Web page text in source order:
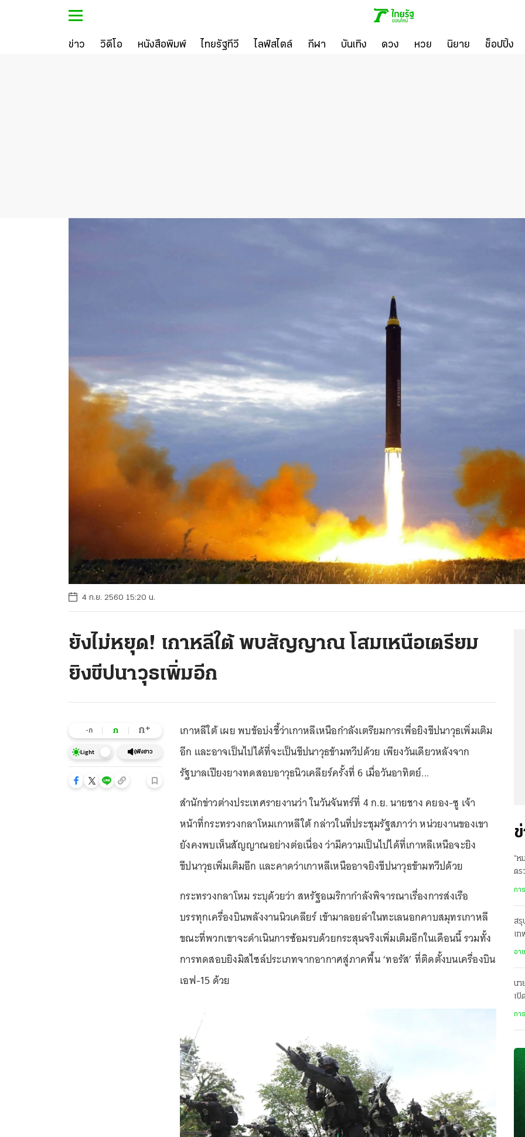
ข่าว วิดีโอ หนังสือพิมพ์ ไทยรัฐทีวี ไลฟ์สไตล์ กีฬา บันเทิง ดวง หวย นิยาย ช็อปปิ้ง
4 ก.ย. 2560 15:20 น.
ยังไม่หยุด! เกาหลีใต้ พบสัญญาณ โสมเหนือเตรียม
ยิงขีปนาวุธเพิ่มอีก
-ก ก ก+
Light ฟังข่าว
เกาหลีใต้ เผย พบข้อบ่งชี้ว่าเกาหลีเหนือกำลังเตรียมการเพื่อยิงขีปนาวุธเพิ่มเติม
อีก และอาจเป็นไปได้ที่จะเป็นขีปนาวุธข้ามทวีปด้วย เพียงวันเดียวหลังจาก
รัฐบาลเปียงยางทดสอบอาวุธนิวเคลียร์ครั้งที่ 6 เมื่อวันอาทิตย์...
สำนักข่าวต่างประเทศรายงานว่า ในวันจันทร์ที่ 4 ก.ย. นายชาง คยอง-ซู เจ้า
หน้าที่กระทรวงกลาโหมเกาหลีใต้ กล่าวในที่ประชุมรัฐสภาว่า หน่วยงานของเขา
ยังคงพบเห็นสัญญาณอย่างต่อเนื่อง ว่ามีความเป็นไปได้ที่เกาหลีเหนือจะยิง
ขีปนาวุธเพิ่มเติมอีก และคาดว่าเกาหลีเหนืออาจยิงขีปนาวุธข้ามทวีปด้วย
กระทรวงกลาโหม ระบุด้วยว่า สหรัฐอเมริกากำลังพิจารณาเรื่องการส่งเรือ
บรรทุกเครื่องบินพลังงานนิวเคลียร์ เข้ามาลอยลำในทะเลนอกคาบสมุทรเกาหลี
ขณะที่พวกเขาจะดำเนินการซ้อมรบด้วยกระสุนจริงเพิ่มเติมอีกในเดือนนี้ รวมทั้ง
การทดสอบยิงมิสไซล์ประเภทจากอากาศสู่ภาคพื้น ‘ทอรัส’ ที่ติดตั้งบนเครื่องบิน
เอฟ-15 ด้วย
“ห
ตร
กา
สรุ
เท
อา
นา
เปิ
กา